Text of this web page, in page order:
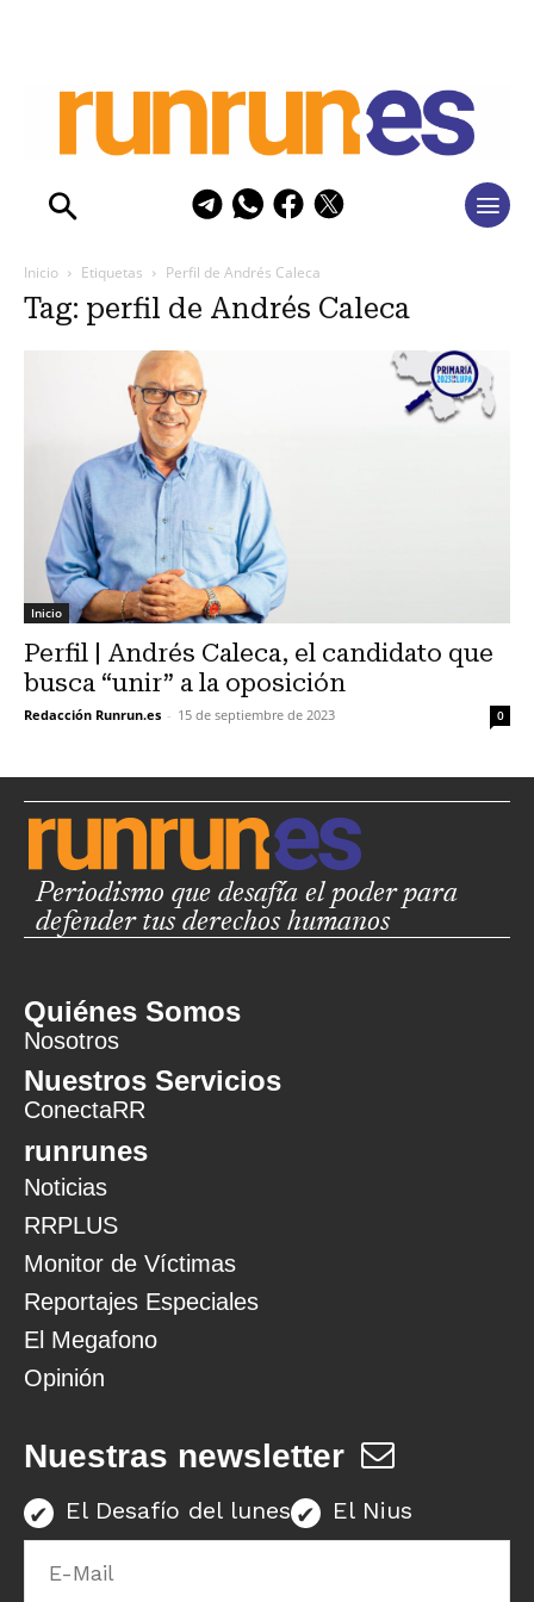
Inicio Etiquetas Perfil de Andrés Caleca
Tag: perfil de Andrés Caleca
Inicio
Perfil | Andrés Caleca, el candidato que
busca “unir” a la oposición
Redacción Runrun.es - 15 de septiembre de 2023 0
Periodismo que desafía el poder para
defender tus derechos humanos
Quiénes Somos
Nosotros
Nuestros Servicios
ConectaRR
runrunes
Noticias
RRPLUS
Monitor de Víctimas
Reportajes Especiales
El Megafono
Opinión
Nuestras newsletter
El Desafío del lunes El Nius